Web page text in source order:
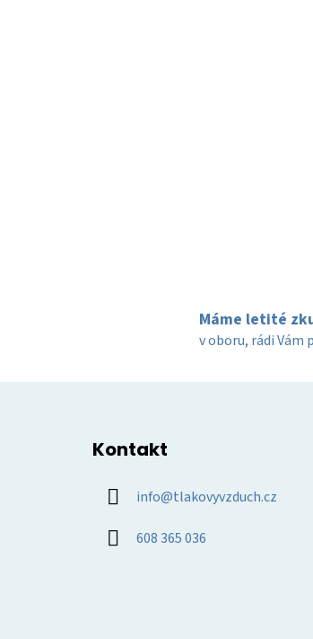
Máme letité
v oboru, rádi Vám
Kontakt
info@tlakovyvzduch.cz
608 365 036